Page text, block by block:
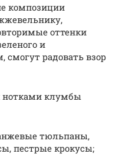
композиции
оттенки
и
смогут радовать взор
нотками клумбы
тюльпаны,
пестрые крокусы;